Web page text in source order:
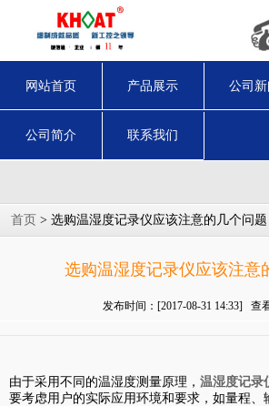
网站首页 产品展示 公司新
公司简介 联系我们
首页 > 选购温湿度记录仪应该注意的几个问题
选购温湿度记录仪应该注意
发布时间：[2017-08-31 14:33] 查
由于采用不同的温湿度测量原理， 温湿度记录
要考虑用户的实际应用环境和要求，如量程、